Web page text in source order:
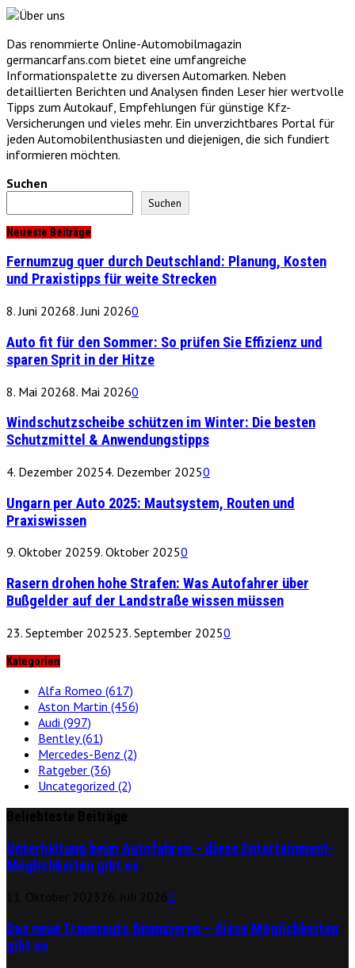
Das renommierte Online-Automobilmagazin
germancarfans.com bietet eine umfangreiche
Informationspalette zu diversen Automarken. Neben
detaillierten Berichten und Analysen finden Leser hier wertvolle
Tipps zum Autokauf, Empfehlungen für günstige Kfz-
Versicherungen und vieles mehr. Ein unverzichtbares Portal für
jeden Automobilenthusiasten und diejenigen, die sich fundiert
informieren möchten.
Suchen
Suchen
Neueste Beiträge
Fernumzug quer durch Deutschland: Planung, Kosten
und Praxistipps für weite Strecken
8. Juni 20268. Juni 20260
Auto fit für den Sommer: So prüfen Sie Effizienz und
sparen Sprit in der Hitze
8. Mai 20268. Mai 20260
Windschutzscheibe schützen im Winter: Die besten
Schutzmittel & Anwendungstipps
4. Dezember 20254. Dezember 20250
Ungarn per Auto 2025: Mautsystem, Routen und
Praxiswissen
9. Oktober 20259. Oktober 20250
Rasern drohen hohe Strafen: Was Autofahrer über
Bußgelder auf der Landstraße wissen müssen
23. September 202523. September 20250
Kategorien
Alfa Romeo (617)
Aston Martin (456)
Audi (997)
Bentley(61)
Mercedes-Benz (2)
Ratgeber (36)
Uncategorized (2)
Unterhaltung beim Autofahren – diese Entertainment-
Möglichkeiten gibt es
0
Das neue Traumauto finanzieren – diese Möglichkeiten
gibt es